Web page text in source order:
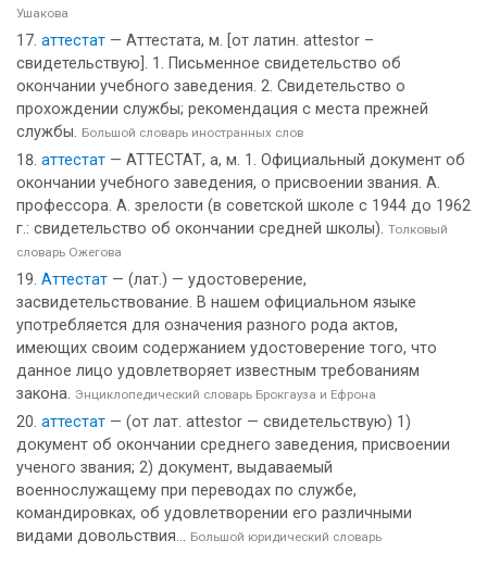
Ушакова
аттестат — Аттестата, м. [от латин. attestor –
свидетельствую]. 1. Письменное свидетельство об
окончании учебного заведения. 2. Свидетельство о
прохождении службы; рекомендация с места прежней
службы. Большой словарь иностранных слов
аттестат — АТТЕСТАТ, а, м. 1. Официальный документ об
окончании учебного заведения, о присвоении звания. А.
профессора. А. зрелости (в советской школе с 1944 до 1962
г.: свидетельство об окончании средней школы). Толковый
словарь Ожегова
Аттестат — (лат.) — удостоверение,
засвидетельствование. В нашем официальном языке
употребляется для означения разного рода актов,
имеющих своим содержанием удостоверение того, что
данное лицо удовлетворяет известным требованиям
закона. Энциклопедический словарь Брокгауза и Ефрона
аттестат — (от лат. attestor — свидетельствую) 1)
документ об окончании среднего заведения, присвоении
ученого звания; 2) документ, выдаваемый
военнослужащему при переводах по службе,
командировках, об удовлетворении его различными
видами довольствия... Большой юридический словарь